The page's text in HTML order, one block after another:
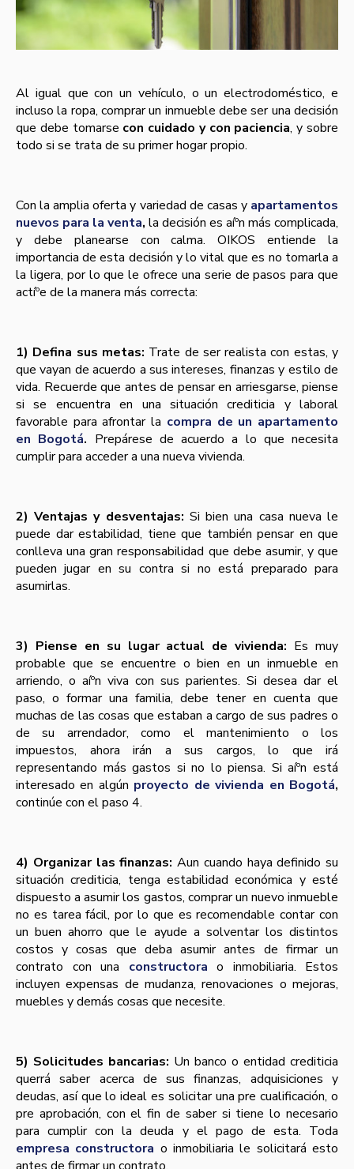
Al igual que con un vehí­culo, o un electrodoméstico, e
incluso la ropa, comprar un inmueble debe ser una decisión
que debe tomarse con cuidado y con paciencia, y sobre
todo si se trata de su primer hogar propio.
Con la amplia oferta y variedad de casas y apartamentos
nuevos para la venta, la decisión es aíºn más complicada,
y debe planearse con calma. OIKOS entiende la
importancia de esta decisión y lo vital que es no tomarla a
la ligera, por lo que le ofrece una serie de pasos para que
actíºe de la manera más correcta:
1) Defina sus metas: Trate de ser realista con estas, y
que vayan de acuerdo a sus intereses, finanzas y estilo de
vida. Recuerde que antes de pensar en arriesgarse, piense
si se encuentra en una situación crediticia y laboral
favorable para afrontar la compra de un apartamento
en Bogotá. Prepárese de acuerdo a lo que necesita
cumplir para acceder a una nueva vivienda.
2) Ventajas y desventajas: Si bien una casa nueva le
puede dar estabilidad, tiene que también pensar en que
conlleva una gran responsabilidad que debe asumir, y que
pueden jugar en su contra si no está preparado para
asumirlas.
3) Piense en su lugar actual de vivienda: Es muy
probable que se encuentre o bien en un inmueble en
arriendo, o aíºn viva con sus parientes. Si desea dar el
paso, o formar una familia, debe tener en cuenta que
muchas de las cosas que estaban a cargo de sus padres o
de su arrendador, como el mantenimiento o los
impuestos, ahora irán a sus cargos, lo que irá
representando más gastos si no lo piensa. Si aíºn está
interesado en algún proyecto de vivienda en Bogotá,
continúe con el paso 4.
4) Organizar las finanzas: Aun cuando haya definido su
situación crediticia, tenga estabilidad económica y esté
dispuesto a asumir los gastos, comprar un nuevo inmueble
no es tarea fácil, por lo que es recomendable contar con
un buen ahorro que le ayude a solventar los distintos
costos y cosas que deba asumir antes de firmar un
contrato con una constructora o inmobiliaria. Estos
incluyen expensas de mudanza, renovaciones o mejoras,
muebles y demás cosas que necesite.
5) Solicitudes bancarias: Un banco o entidad crediticia
querrá saber acerca de sus finanzas, adquisiciones y
deudas, así­ que lo ideal es solicitar una pre cualificación, o
pre aprobación, con el fin de saber si tiene lo necesario
para cumplir con la deuda y el pago de esta. Toda
empresa constructora o inmobiliaria le solicitará esto